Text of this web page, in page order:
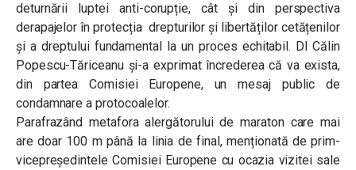
deturnării luptei anti-corupție, cât și din perspectiva
derapajelor în protecția drepturilor și libertăților cetățenilor
și a dreptului fundamental la un proces echitabil. Dl Călin
Popescu-Tăriceanu și-a exprimat încrederea că va exista,
din partea Comisiei Europene, un mesaj public de
condamnare a protocoalelor.
Parafrazând metafora alergătorului de maraton care mai
are doar 100 m până la linia de final, menționată de prim-
vicepreședintele Comisiei Europene cu ocazia vizitei sale